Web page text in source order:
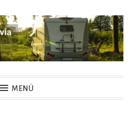
– Chris und
MENÜ